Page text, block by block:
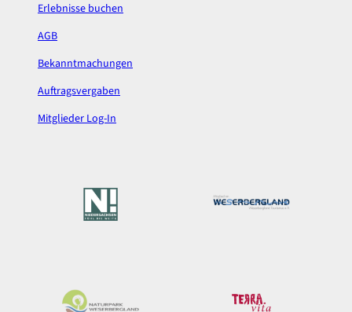
Erlebnisse buchen
AGB
Bekanntmachungen
Auftragsvergaben
Mitglieder Log-In